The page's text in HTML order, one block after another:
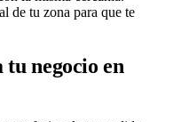
de tu zona para que te
tu negocio en